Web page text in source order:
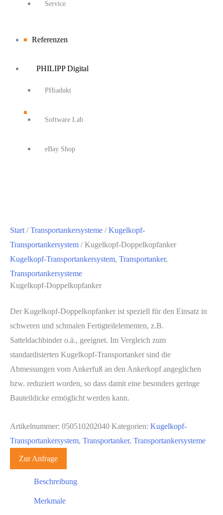
Service
Referenzen
PHILIPP Digital
PHiadukt
Software Lab
eBay Shop
Start /Transportankersysteme /Kugelkopf-
Transportankersystem / Kugelkopf-Doppelkopfanker
Kugelkopf-Transportankersystem, Transportanker,
Transportankersysteme
Kugelkopf-Doppelkopfanker
Der Kugelkopf-Doppelkopfanker ist speziell für den Einsatz in
schweren und schmalen Fertigteilelementen, z.B.
Satteldachbinder o.ä., geeignet. Im Vergleich zum
standardisierten Kugelkopf-Transportanker sind die
Abmessungen vom Ankerfuß an den Ankerkopf angeglichen
bzw. reduziert worden, so dass damit eine besonders geringe
Bauteildicke ermöglicht werden kann.
Artikelnummer: 050510202040 Kategorien: Kugelkopf-
Transportankersystem, Transportanker, Transportankersysteme
Zur Anfrage
Beschreibung
Merkmale